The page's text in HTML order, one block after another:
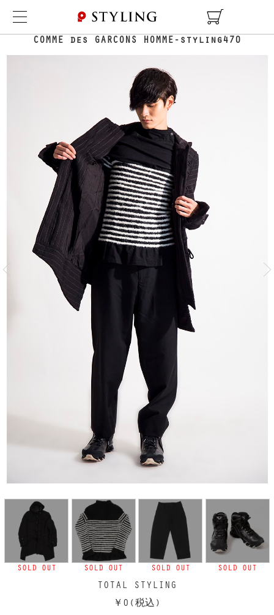
TOP COORDINATE DETAIL
COMME des GARCONS HOMME-styling470
SOLD OUT SOLD OUT SOLD OUT SOLD OUT
TOTAL STYLING
￥0 (税込)